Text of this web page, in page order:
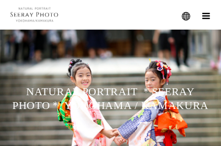
メニュー
NATURAL PORTRAIT ＊SEERAY
PHOTO＊ YOKOHAMA / KAMAKURA